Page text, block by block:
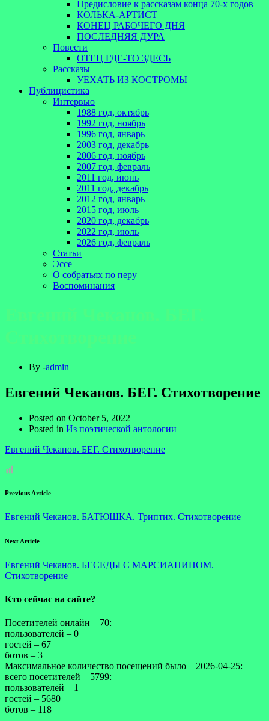
Предисловие к рассказам конца 70-х годов
КОЛЬКА-АРТИСТ
КОНЕЦ РАБОЧЕГО ДНЯ
ПОСЛЕДНЯЯ ДУРА
Повести
ОТЕЦ ГДЕ-ТО ЗДЕСЬ
Рассказы
УЕХАТЬ ИЗ КОСТРОМЫ
Публицистика
Интервью
1988 год, октябрь
1992 год, ноябрь
1996 год, январь
2003 год, декабрь
2006 год, ноябрь
2007 год, февраль
2011 год, июнь
2011 год, декабрь
2012 год, январь
2015 год, июль
2020 год, декабрь
2022 год, июль
2026 год, февраль
Статьи
Эссе
О собратьях по перу
Воспоминания
By -admin
Евгений Чеканов. БЕГ. Стихотворение
Posted on October 5, 2022
Posted in Из поэтической антологии
Евгений Чеканов. БЕГ. Стихотворение
Previous Article
Евгений Чеканов. БАТЮШКА. Триптих. Стихотворение
Next Article
Евгений Чеканов. БЕСЕДЫ С МАРСИАНИНОМ.
Стихотворение
Кто сейчас на сайте?
Посетителей онлайн – 70:
пользователей – 0
гостей – 67
ботов – 3
Максимальное количество посещений было – 2026-04-25:
всего посетителей – 5799:
пользователей – 1
гостей – 5680
ботов – 118